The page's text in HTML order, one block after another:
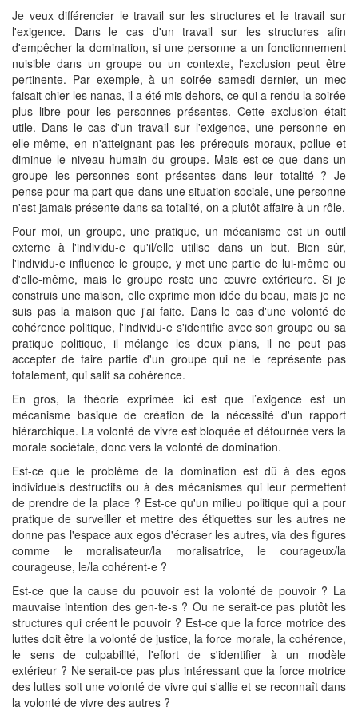
Je veux différencier le travail sur les structures et le travail sur
l'exigence. Dans le cas d'un travail sur les structures afin
d'empêcher la domination, si une personne a un fonctionnement
nuisible dans un groupe ou un contexte, l'exclusion peut être
pertinente. Par exemple, à un soirée samedi dernier, un mec
faisait chier les nanas, il a été mis dehors, ce qui a rendu la soirée
plus libre pour les personnes présentes. Cette exclusion était
utile. Dans le cas d'un travail sur l'exigence, une personne en
elle-même, en n'atteignant pas les prérequis moraux, pollue et
diminue le niveau humain du groupe. Mais est-ce que dans un
groupe les personnes sont présentes dans leur totalité ? Je
pense pour ma part que dans une situation sociale, une personne
n'est jamais présente dans sa totalité, on a plutôt affaire à un rôle.
Pour moi, un groupe, une pratique, un mécanisme est un outil
externe à l'individu-e qu'il/elle utilise dans un but. Bien sûr,
l'individu-e influence le groupe, y met une partie de lui-même ou
d'elle-même, mais le groupe reste une œuvre extérieure. Si je
construis une maison, elle exprime mon idée du beau, mais je ne
suis pas la maison que j'ai faite. Dans le cas d'une volonté de
cohérence politique, l'individu-e s'identifie avec son groupe ou sa
pratique politique, il mélange les deux plans, il ne peut pas
accepter de faire partie d'un groupe qui ne le représente pas
totalement, qui salit sa cohérence.
En gros, la théorie exprimée ici est que l’exigence est un
mécanisme basique de création de la nécessité d'un rapport
hiérarchique. La volonté de vivre est bloquée et détournée vers la
morale sociétale, donc vers la volonté de domination.
Est-ce que le problème de la domination est dû à des egos
individuels destructifs ou à des mécanismes qui leur permettent
de prendre de la place ? Est-ce qu'un milieu politique qui a pour
pratique de surveiller et mettre des étiquettes sur les autres ne
donne pas l'espace aux egos d'écraser les autres, via des figures
comme le moralisateur/la moralisatrice, le courageux/la
courageuse, le/la cohérent-e ?
Est-ce que la cause du pouvoir est la volonté de pouvoir ? La
mauvaise intention des gen-te-s ? Ou ne serait-ce pas plutôt les
structures qui créent le pouvoir ? Est-ce que la force motrice des
luttes doit être la volonté de justice, la force morale, la cohérence,
le sens de culpabilité, l'effort de s'identifier à un modèle
extérieur ? Ne serait-ce pas plus intéressant que la force motrice
des luttes soit une volonté de vivre qui s'allie et se reconnaît dans
la volonté de vivre des autres ?